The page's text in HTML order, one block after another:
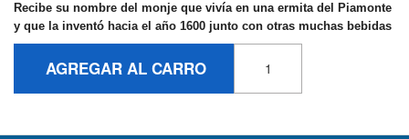
Recibe su nombre del monje que vivía en una ermita del Piamonte
y que la inventó hacia el año 1600 junto con otras muchas bebidas
AGREGAR AL CARRO